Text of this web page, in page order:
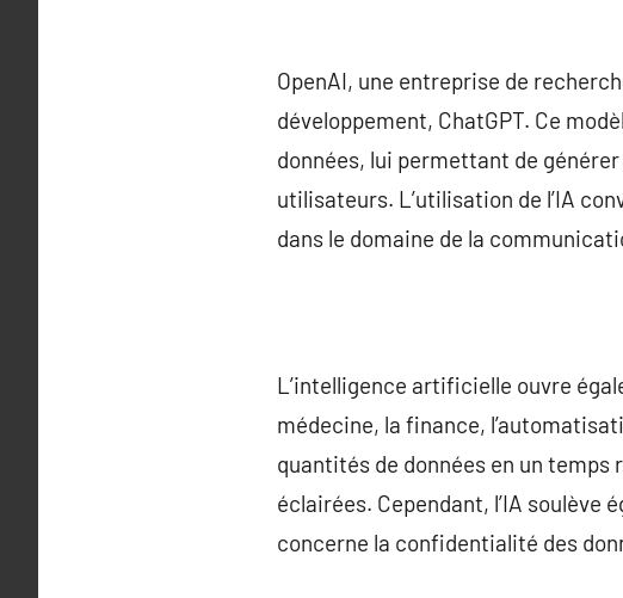
OpenAI, une entreprise de
développement, ChatGPT. Ce
données, lui permettant de
utilisateurs. L’utilisation de l’IA
dans le domaine de la
L’intelligence artificielle ouvre
médecine, la finance,
quantités de données en un temps
éclairées. Cependant, l’IA
concerne la confidentialité des